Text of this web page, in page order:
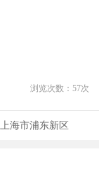
浏览次数： 57次
上海市浦东新区